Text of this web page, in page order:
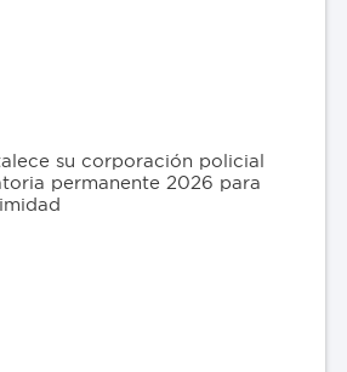
su corporación policial
permanente 2026 para